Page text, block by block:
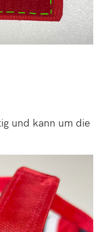
und kann um die